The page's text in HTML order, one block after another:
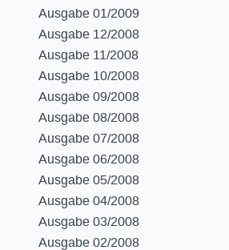
Ausgabe 01/2009
Ausgabe 12/2008
Ausgabe 11/2008
Ausgabe 10/2008
Ausgabe 09/2008
Ausgabe 08/2008
Ausgabe 07/2008
Ausgabe 06/2008
Ausgabe 05/2008
Ausgabe 04/2008
Ausgabe 03/2008
Ausgabe 02/2008